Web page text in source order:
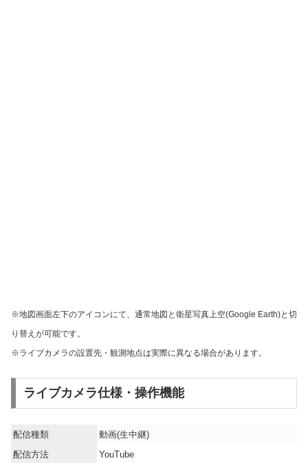
※地図画面左下のアイコンにて、通常地図と衛星写真上空(Google Earth)と切
り替えが可能です。
※ライブカメラの設置先・観測地点は実際に異なる場合があります。
ライブカメラ仕様・操作機能
配信種類
動画(生中継)
配信方法
YouTube